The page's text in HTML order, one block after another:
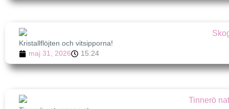
Kristallflöjten och vitsipporna!
maj 31, 2026
15:24